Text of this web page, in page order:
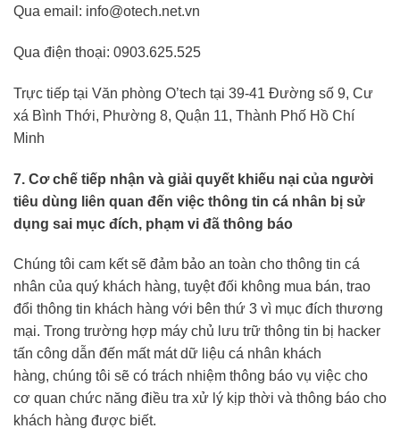
Qua email: info@otech.net.vn
Qua điện thoại: 0903.625.525
Trực tiếp tại Văn phòng O’tech tại 39-41 Đường số 9, Cư
xá Bình Thới, Phường 8, Quận 11, Thành Phố Hồ Chí
Minh
7. Cơ chế tiếp nhận và giải quyết khiếu nại của người
tiêu dùng liên quan đến việc thông tin cá nhân bị sử
dụng sai mục đích, phạm vi đã thông báo
Chúng tôi cam kết sẽ đảm bảo an toàn cho thông tin cá
nhân của quý khách hàng, tuyệt đối không mua bán, trao
đổi thông tin khách hàng với bên thứ 3 vì mục đích thương
mại. Trong trường hợp máy chủ lưu trữ thông tin bị hacker
tấn công dẫn đến mất mát dữ liệu cá nhân khách
hàng, chúng tôi sẽ có trách nhiệm thông báo vụ việc cho
cơ quan chức năng điều tra xử lý kịp thời và thông báo cho
khách hàng được biết.